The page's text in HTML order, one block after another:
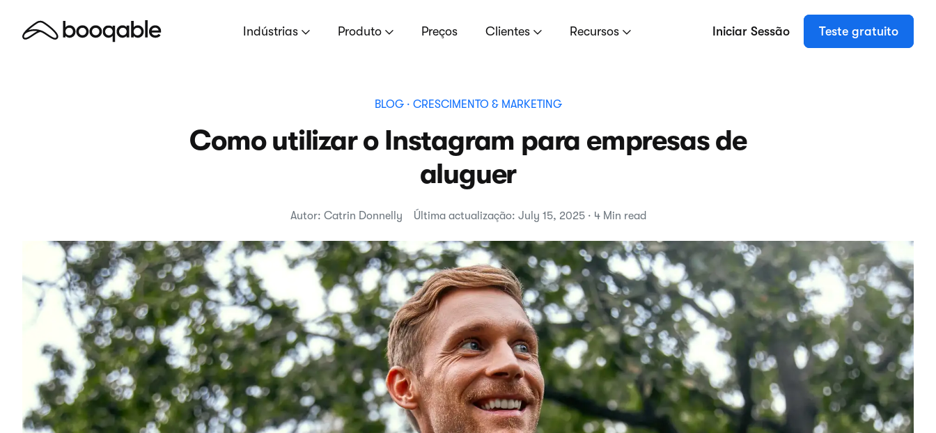
Indústrias Produto Preços Clientes Recursos Iniciar Sessão Teste gratuito
BLOG· CRESCIMENTO & MARKETING
Como utilizar o Instagram para empresas de
aluguer
Autor: Catrin Donnelly Última actualização: July 15, 2025 · 4 Min read